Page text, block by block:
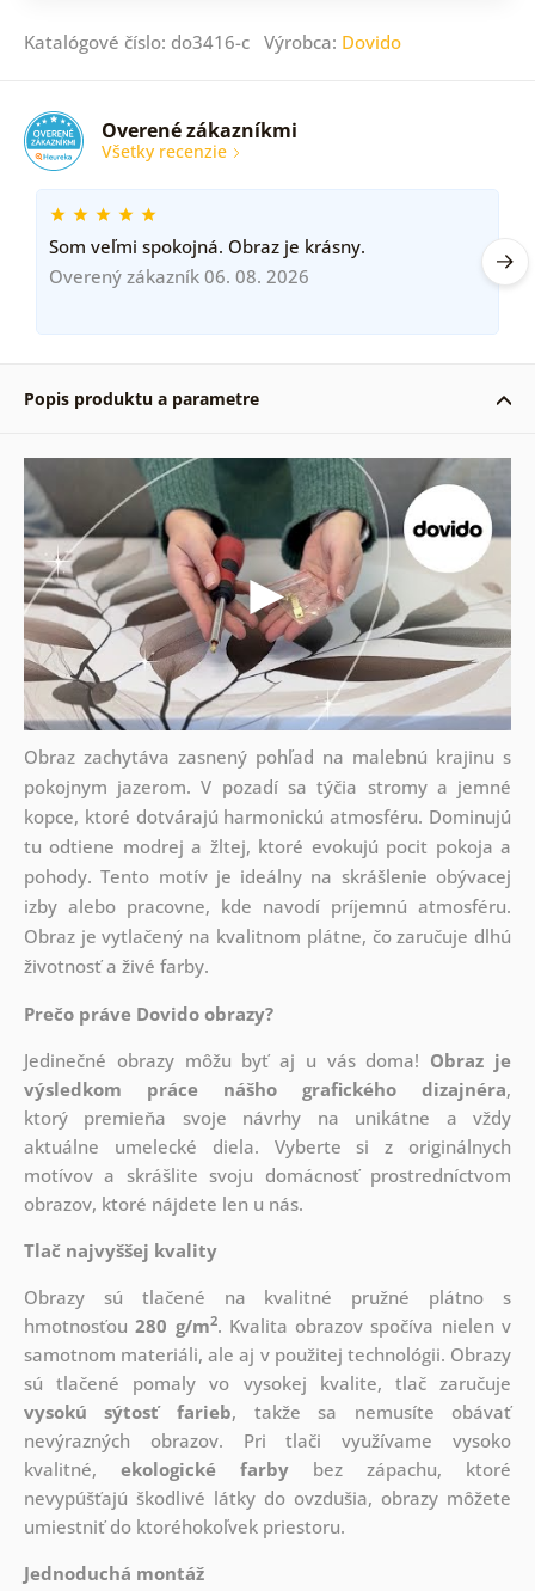
Katalógové číslo: do3416-c Výrobca: Dovido
Overené zákazníkmi
Všetky recenzie
Som veľmi spokojná. Obraz je krásny.
Overený zákazník 06. 08. 2026
Popis produktu a parametre
Obraz zachytáva zasnený pohľad na malebnú krajinu s
pokojnym jazerom. V pozadí sa týčia stromy a jemné
kopce, ktoré dotvárajú harmonickú atmosféru. Dominujú
tu odtiene modrej a žltej, ktoré evokujú pocit pokoja a
pohody. Tento motív je ideálny na skrášlenie obývacej
izby alebo pracovne, kde navodí príjemnú atmosféru.
Obraz je vytlačený na kvalitnom plátne, čo zaručuje dlhú
životnosť a živé farby.
Prečo práve Dovido obrazy?
Jedinečné obrazy môžu byť aj u vás doma! Obraz je
výsledkom práce nášho grafického dizajnéra,
ktorý premieňa svoje návrhy na unikátne a vždy
aktuálne umelecké diela. Vyberte si z originálnych
motívov a skrášlite svoju domácnosť prostredníctvom
obrazov, ktoré nájdete len u nás.
Tlač najvyššej kvality
Obrazy sú tlačené na kvalitné pružné plátno s
hmotnosťou280 g/m2. Kvalita obrazov spočíva nielen v
samotnom materiáli, ale aj v použitej technológii. Obrazy
sú tlačené pomaly vo vysokej kvalite, tlač zaručuje
vysokú sýtosť farieb, takže sa nemusíte obávať
nevýrazných obrazov. Pri tlači využívame vysoko
kvalitné, ekologické farby bez zápachu, ktoré
nevypúšťajú škodlivé látky do ovzdušia, obrazy môžete
umiestniť do ktoréhokoľvek priestoru.
Jednoduchá montáž